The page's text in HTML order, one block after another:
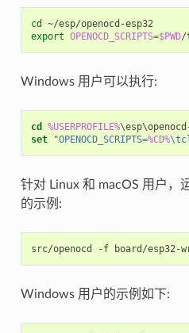
cd
~/esp/openocd-esp32
export OPENOCD_SCRIPTS=$PWD
Windows 用户可以执行:
cd %USERPROFILE%
set
"OPENOCD_SCRIPTS=%CD%
针对 Linux 和 macOS 用户，
的示例:
src/openocd -f
Windows 用户的示例如下: